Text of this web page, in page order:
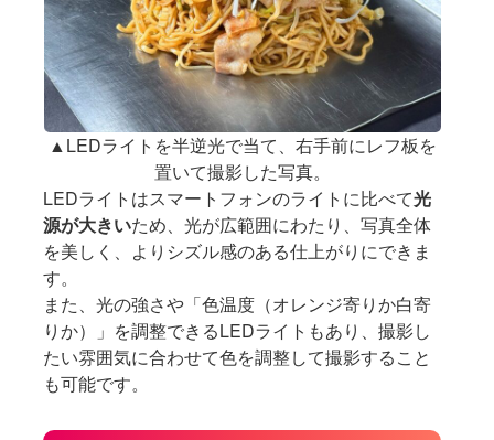
▲LEDライトを半逆光で当て、右手前にレフ板を
置いて撮影した写真。
LEDライトはスマートフォンのライトに比べて光
源が大きいため、光が広範囲にわたり、写真全体
を美しく、よりシズル感のある仕上がりにできま
す。
また、光の強さや「色温度（オレンジ寄りか白寄
りか）」を調整できるLEDライトもあり、撮影し
たい雰囲気に合わせて色を調整して撮影すること
も可能です。